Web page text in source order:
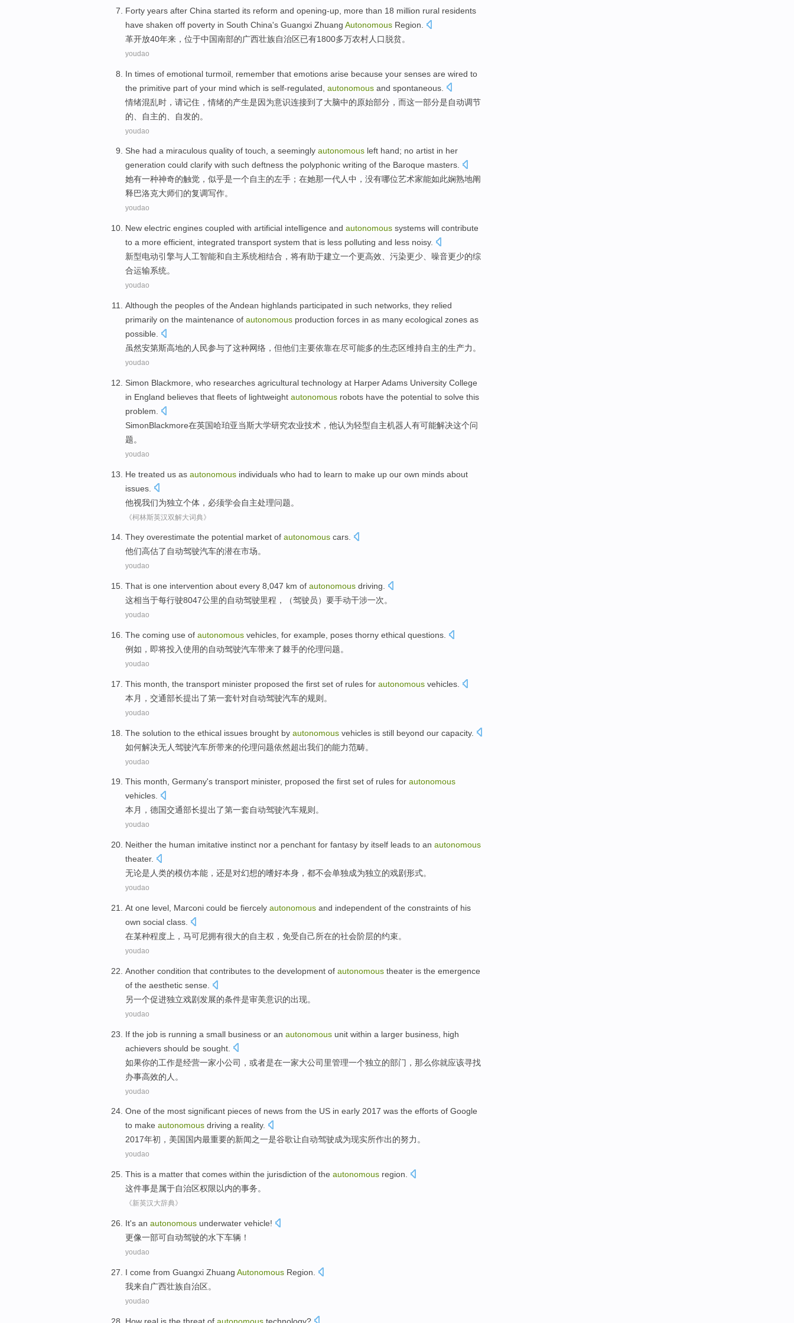
Forty years after China started its reform and opening-up more than 18 million rural residents
have shaken off poverty in South China's Guangxi Zhuang Autonomous Region.
革开放40年来 ，位于中国南部的广西壮族自治区已有1800多万农村人口脱贫。
youdao
In times of emotional turmoil remember that emotions arise because your senses are wired to
the primitive part of your mind which is self-regulated autonomous and spontaneous
情绪混乱时 ， 请记住 ，情绪的产生是因为意识连接到了大脑中的原始部分 ， 而这一部分是自动调节
的、
自主的、自发的。
youdao
She had a miraculous quality of touch, a seemingly autonomous left hand; no artist in her
generation could clarify with such deftness the polyphonic writing of the Baroque masters.
她有一种神奇的触觉 ， 似乎是一个自主的左手 ； 在她那一代人中， 没有哪位艺术家能如此娴熟地阐
释巴洛克大师们的复调写作。
youdao
New electric engines coupled with artificial intelligence and autonomous systems will contribute
to a more efficient integrated transport system that is less polluting and less noisy.
新型电动引擎与人工智能和自主系统相结合 ， 将有助于建立一个更高效 污染更少 噪音更少的综
合运输系统。
youdao
Although the peoples of the Andean highlands participated in such networks they relied
primarily on the maintenance of autonomous production forces in as many ecological zones as
possible
虽然安第斯高地的 人民参与了这种网络 ，但他们主要依靠在尽可能多的生态区维持自主的生产力 。
youdao
Simon Blackmore who researches agricultural technology at HarperAdams University College
in England believes that fleets of lightweight autonomous robots have the potential to solve this
problem
SimonBlackmore在英国哈珀亚当斯大学研究农业技术 ， 他认为轻型自主机器人有可能解决这个问
题。
youdao
He treated us as autonomous individuals who had to learn to make up our own minds about
issues
他视我们为独立个体 ， 必须学会自主处理问题。
《柯林斯英汉双解大词典》
They overestimate the potential market of autonomous cars.
他们高估了 自动驾驶汽车的潜在市场。
youdao
That is one intervention about every 8,047 km of autonomous driving.
这相当于每行驶8047公里的自动驾驶里程，（驾驶员）要手动干涉一次。
youdao
The coming use of autonomous vehicles for example poses thorny ethical questions
例如 ， 即将投入使用的自动驾驶汽车带来了棘手的伦理问题。
youdao
This month , the transport minister proposed the first set of rules for autonomous vehicles
本月 ， 交通部长提出了第一套针对自动驾驶汽车的规则 。
youdao
The solution to the ethical issues brought by autonomous vehicles is still beyond our capacity.
如何解决无人驾驶汽车所带来的伦理问题依然超出我们的能力范畴。
youdao
This month, Germany's transport minister, proposed the first set of rules for autonomous
vehicles.
本月 ， 德国交通部长提出了第一套自动驾驶汽车规则 。
youdao
Neither the human imitative instinct nor a penchant for fantasy by itself leads to an autonomous
theater.
无论是 人类的模仿本能 ， 还是对幻想的嗜好本身 ， 都不会单独成为独立的戏剧形式。
youdao
At one level Marconi could be fiercely autonomous and independent of the constraints of his
own social class
在某种程度上， 马可尼拥有很大的自主权，免受自己所在的社会阶层的约束。
youdao
Another condition that contributes to the development of autonomous theater is the emergence
of the aesthetic sense
另一个促进独立戏剧 发展的条件是审美意识的出现。
youdao
If the job is running a small business or an autonomous unit within a larger business, high
achievers should be sought
如果你的工作是经营一家小公司 ， 或者是在一家大公司里管理一个独立的部门 ，那么你就应该寻找
办事高效的人。
youdao
One of the most significant pieces of news from the US in early 2017 was the efforts of Google
to make autonomous driving a reality.
2017年初 ， 美国 国内最重要的新闻之一是谷歌让自动驾驶成为现实所作出的努力。
youdao
This is a matter that comes within the jurisdiction of the autonomous region
这件事是属于自治区权限以内的事务。
《新英汉大辞典》
It's an autonomous underwater vehicle!
更像一部可自动驾驶的水下车辆！
youdao
I come from Guangxi Zhuang Autonomous Region
我来自 广西壮族自治区。
youdao
How real is the threat of autonomous technology?